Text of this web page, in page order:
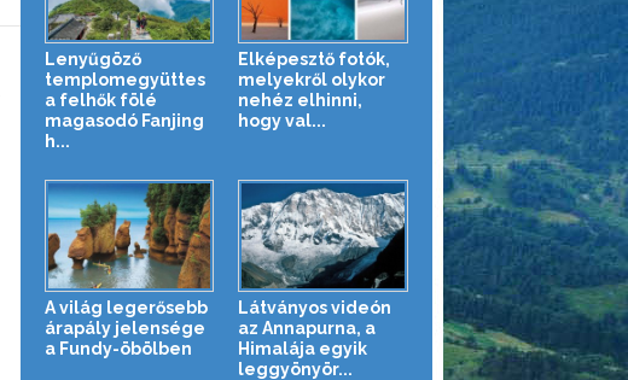
Lenyűgöző
templomegyüttes
a felhők fölé
magasodó Fanjing
h...
Elképesztő fotók,
melyekről olykor
nehéz elhinni,
hogy val...
A világ legerősebb
árapály jelensége
a Fundy-öbölben
Látványos videón
az Annapurna, a
Himalája egyik
leggyönyör...